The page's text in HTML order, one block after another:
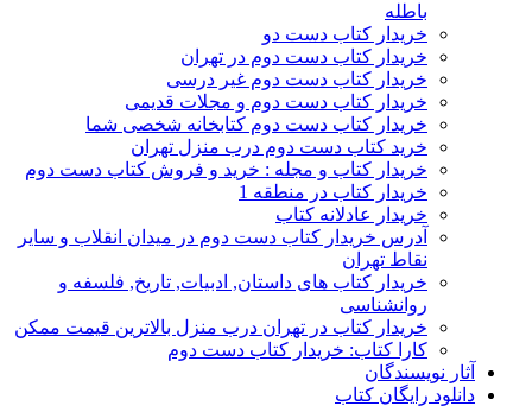
باطله
خریدار کتاب دست دو
خریدار کتاب دست دوم در تهران
خریدار کتاب دست دوم غیر درسی
خریدار کتاب دست دوم و مجلات قدیمی
خریدار کتاب دست دوم کتابخانه شخصی شما
خرید کتاب دست دوم درب منزل تهران
خریدار کتاب و مجله : خرید و فروش کتاب دست دوم
خریدار کتاب در منطقه 1
خریدار عادلانه کتاب
آدرس خریدار کتاب دست دوم در میدان انقلاب و سایر
نقاط تهران
خریدار کتاب های داستان, ادبیات, تاریخ, فلسفه و
روانشناسی
خریدار کتاب در تهران درب منزل بالاترین قیمت ممکن
کارا کتاب: خریدار کتاب دست دوم
آثار نویسندگان
دانلود رایگان کتاب